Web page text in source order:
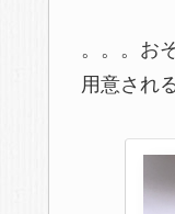
。。。お
用意され